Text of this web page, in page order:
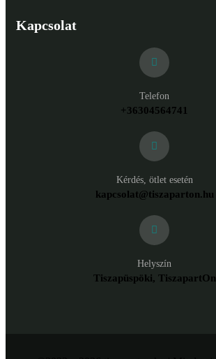
Kapcsolat
Telefon
+36304564741
Kérdés, ötlet esetén
kapcsolat@tiszaparton.hu
Helyszín
Tiszapüspöki, TiszapartOn